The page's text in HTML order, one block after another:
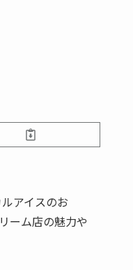
アイスのお
ーム店の魅力や